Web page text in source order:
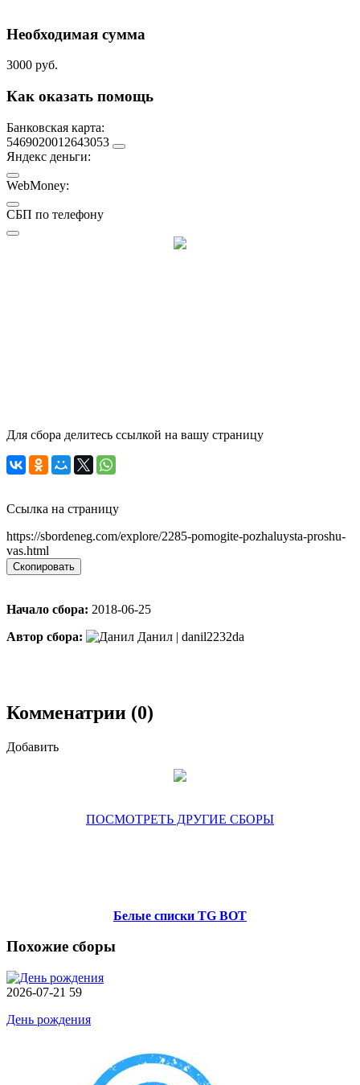
Необходимая сумма
3000 руб.
Как оказать помощь
Банковская карта:
5469020012643053
Яндекс деньги:
WebMoney:
СБП по телефону
Для сбора делитесь ссылкой на вашу страницу
Ссылка на страницу
https://sbordeneg.com/explore/2285-pomogite-pozhaluysta-proshu-
vas.html
Скопировать
Начало сбора: 2018-06-25
Автор сбора:
Данил | danil2232da
Комменатрии (0)
Добавить
ПОСМОТРЕТЬ ДРУГИЕ СБОРЫ
Белые списки TG BOT
Похожие сборы
2026-07-21 59
День рождения